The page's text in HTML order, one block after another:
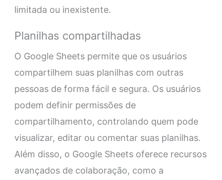
limitada ou inexistente.
Planilhas compartilhadas
O Google Sheets permite que os usuários
compartilhem suas planilhas com outras
pessoas de forma fácil e segura. Os usuários
podem definir permissões de
compartilhamento, controlando quem pode
visualizar, editar ou comentar suas planilhas.
Além disso, o Google Sheets oferece recursos
avançados de colaboração, como a